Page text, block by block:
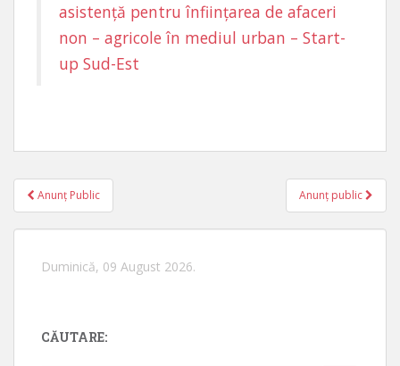
asistență pentru înființarea de afaceri
non – agricole în mediul urban – Start-
up Sud-Est
Navigare în articole
Anunț Public Anunț public
Duminică, 09 August 2026.
CĂUTARE: